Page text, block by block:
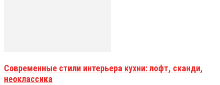
Современные стили интерьера кухни: лофт, сканди,
неоклассика